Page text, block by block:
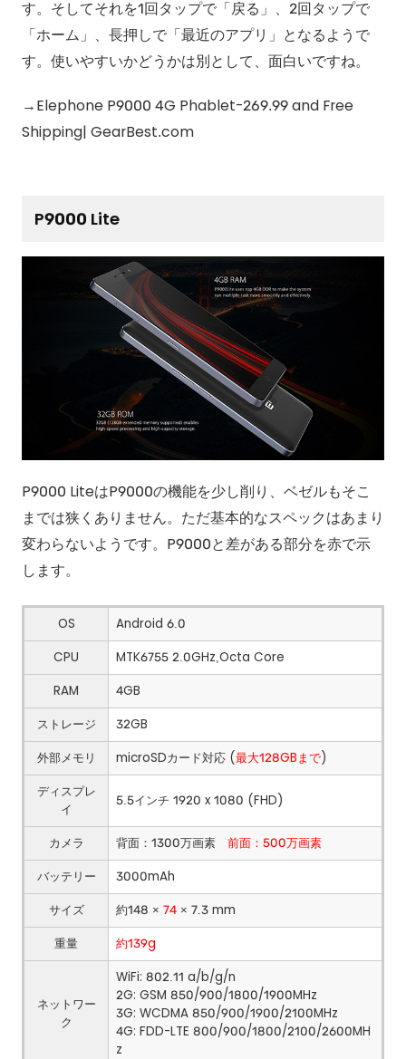
す。そしてそれを1回タップで「戻る」、2回タップで
「ホーム」、長押しで「最近のアプリ」となるようで
す。使いやすいかどうかは別として、面白いですね。
→Elephone P9000 4G Phablet-269.99 and Free
Shipping| GearBest.com
P9000 Lite
P9000 LiteはP9000の機能を少し削り、ベゼルもそこ
までは狭くありません。ただ基本的なスペックはあまり
変わらないようです。P9000と差がある部分を赤で示
します。
OS
Android 6.0
CPU
MTK6755 2.0GHz,Octa Core
RAM
4GB
ストレージ
32GB
外部メモリ
microSDカード対応 (最大128GBまで)
ディスプレ
イ
5.5インチ 1920 x 1080 (FHD)
カメラ 背面：1300万画素 前面：500万画素
バッテリー
3000mAh
サイズ
約148 × 74 × 7.3 mm
重量
約139g
ネットワー
ク
WiFi: 802.11 a/b/g/n
2G: GSM 850/900/1800/1900MHz
3G: WCDMA 850/900/1900/2100MHz
4G: FDD-LTE 800/900/1800/2100/2600MH
z